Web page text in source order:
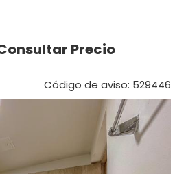
Precio
Código de aviso: 529446